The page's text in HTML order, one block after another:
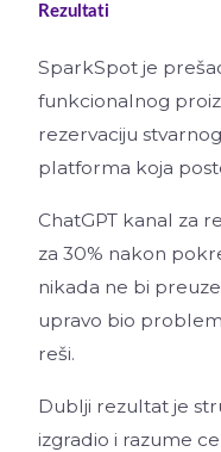
Rezultati
SparkSpot je
funkcionalnog
rezervaciju
platforma koja
ChatGPT kanal za
za 30% nakon
nikada ne bi
upravo bio
reši.
Dublji rezultat je
izgradio i razume